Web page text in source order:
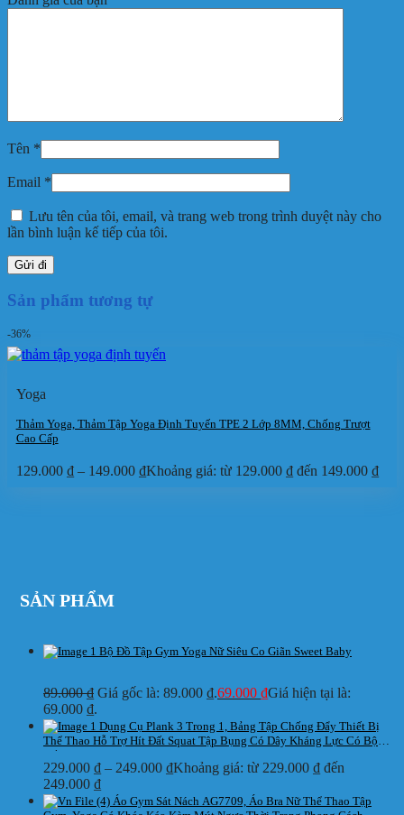
Tên *
Email *
Lưu tên của tôi, email, và trang web trong trình duyệt này cho
lần bình luận kế tiếp của tôi.
Sản phẩm tương tự
-36%
Yoga
Thảm Yoga, Thảm Tập Yoga Định Tuyến TPE 2 Lớp 8MM, Chống Trượt
Cao Cấp
129.000 ₫ – 149.000 ₫Khoảng giá: từ 129.000 ₫ đến 149.000 ₫
SẢN PHẨM
Bộ Đồ Tập Gym Yoga Nữ Siêu Co Giãn Sweet Baby
89.000₫ Giá gốc là: 89.000 ₫.69.000 ₫Giá hiện tại là:
69.000 ₫.
Dụng Cụ Plank 3 Trong 1, Bảng Tập Chống Đẩy Thiết Bị
Thể Thao Hỗ Trợ Hít Đất Squat Tập Bụng Có Dây Kháng Lực Có Bộ
Đếm
229.000 ₫ – 249.000 ₫Khoảng giá: từ 229.000 ₫ đến
249.000 ₫
Áo Gym Sát Nách AG7709, Áo Bra Nữ Thể Thao Tập